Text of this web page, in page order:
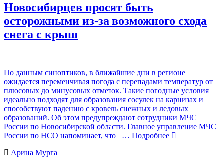
Новосибирцев просят быть
осторожными из-за возможного схода
снега с крыш
По данным синоптиков, в ближайшие дни в регионе
ожидается переменчивая погода с перепадами температур от
плюсовых до минусовых отметок. Такие погодные условия
идеально подходят для образования сосулек на карнизах и
способствуют падению с кровель снежных и ледовых
образований. Об этом предупреждают сотрудники МЧС
России по Новосибирской области. Главное управление МЧС
России по НСО напоминает, что
… Подробнее
Арина Мурга